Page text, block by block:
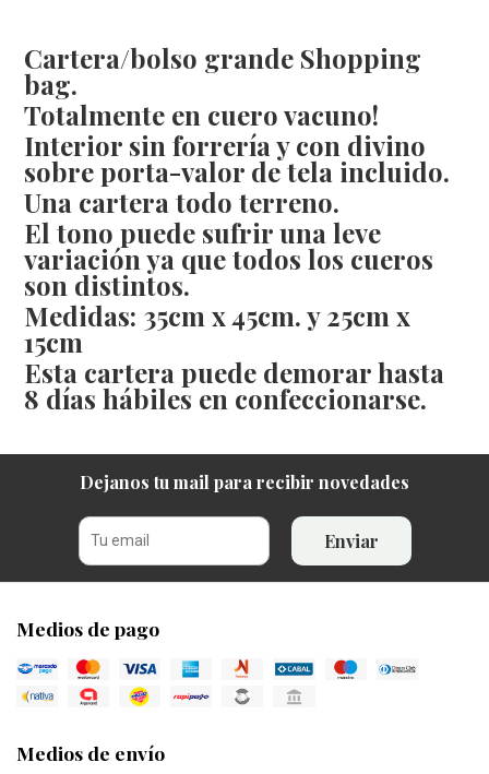
Cartera/bolso grande Shopping
bag.
Totalmente en cuero vacuno!
Interior sin forrería y con divino
sobre porta-valor de tela incluido.
Una cartera todo terreno.
El tono puede sufrir una leve
variación ya que todos los cueros
son distintos.
Medidas: 35cm x 45cm. y 25cm x
15cm
Esta cartera puede demorar hasta
8 días hábiles en confeccionarse.
Dejanos tu mail para recibir novedades
Enviar
Medios de pago
Medios de envío